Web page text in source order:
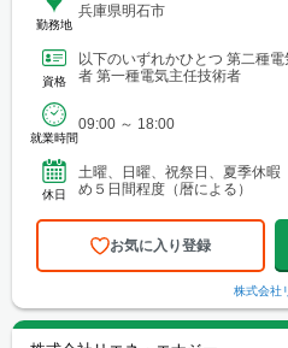
勤務地
兵庫県明石市
資格
以下のいずれかひとつ 第二種
者 第一種電気主任技術者
就業時間
09:00 ～ 18:00
休日
土曜、日曜、祝祭日、夏季休
め５日間程度（暦による）
お気に入り登録
株式会社